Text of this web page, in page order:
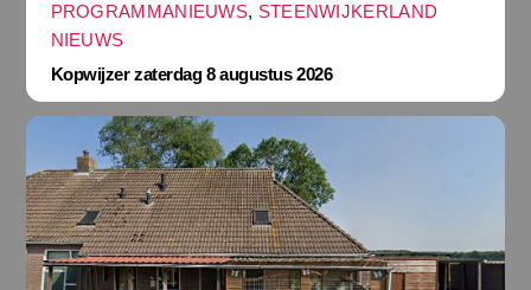
PROGRAMMANIEUWS, STEENWIJKERLAND
NIEUWS
Kopwijzer zaterdag 8 augustus 2026